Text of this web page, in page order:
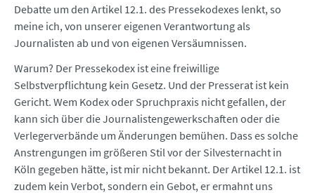
Debatte um den Artikel 12.1. des Pressekodexes lenkt, so
meine ich, von unserer eigenen Verantwortung als
Journalisten ab und von eigenen Versäumnissen.
Warum? Der Pressekodex ist eine freiwillige
Selbstverpflichtung kein Gesetz. Und der Presserat ist kein
Gericht. Wem Kodex oder Spruchpraxis nicht gefallen, der
kann sich über die Journalistengewerkschaften oder die
Verlegerverbände um Änderungen bemühen. Dass es solche
Anstrengungen im größeren Stil vor der Silvesternacht in
Köln gegeben hätte, ist mir nicht bekannt. Der Artikel 12.1. ist
zudem kein Verbot, sondern ein Gebot, er ermahnt uns